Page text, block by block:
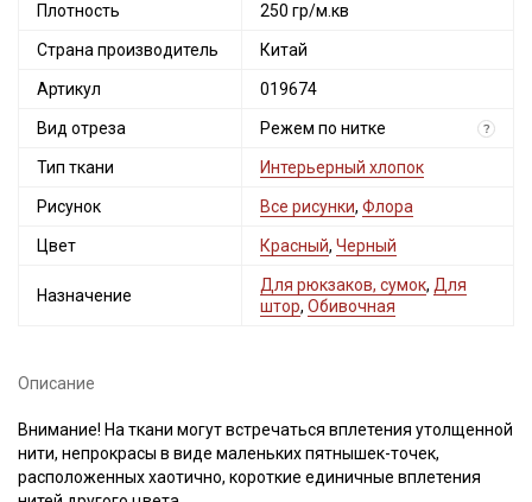
Плотность 250 гр/м.кв
Страна производитель Китай
Артикул 019674
Вид отреза Режем по нитке ?
Тип ткани Интерьерный хлопок
Рисунок Все рисунки, Флора
Цвет Красный, Черный
Назначение
Для рюкзаков, сумок, Для
штор, Обивочная
Описание
Внимание! На ткани могут встречаться вплетения утолщенной
нити, непрокрасы в виде маленьких пятнышек-точек,
расположенных хаотично, короткие единичные вплетения